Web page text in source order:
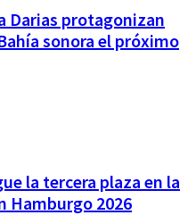
Darias protagonizan
sonora el próximo
la tercera plaza en la
Hamburgo 2026